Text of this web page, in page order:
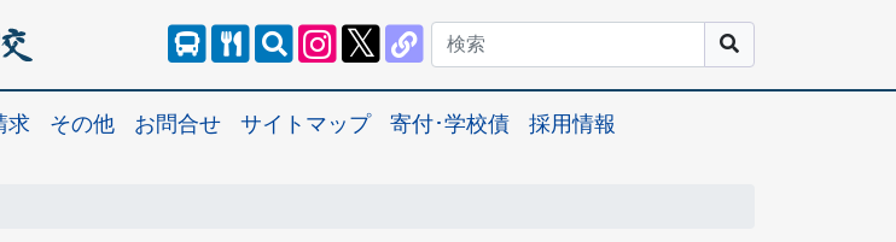
求 その他 お問合せ サイトマップ 寄付･学校債 採用情報